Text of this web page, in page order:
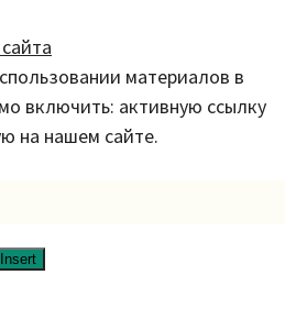
материалов в
включить: активную ссылку
на нашем сайте.
Insert